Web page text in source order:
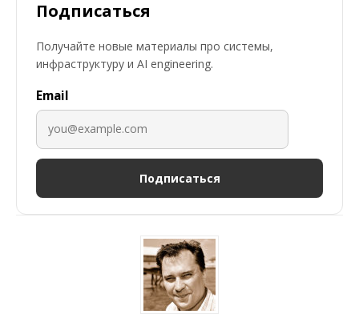
Подписаться
Получайте новые материалы про системы,
инфраструктуру и AI engineering.
Email
Подписаться